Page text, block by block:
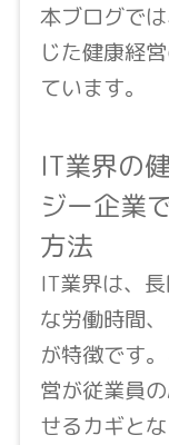
本ブログで
じた健康経
ています。
IT業界の
ジー企業
方法
IT業界は、
な労働時間
が特徴です
営が従業員
せるカギと